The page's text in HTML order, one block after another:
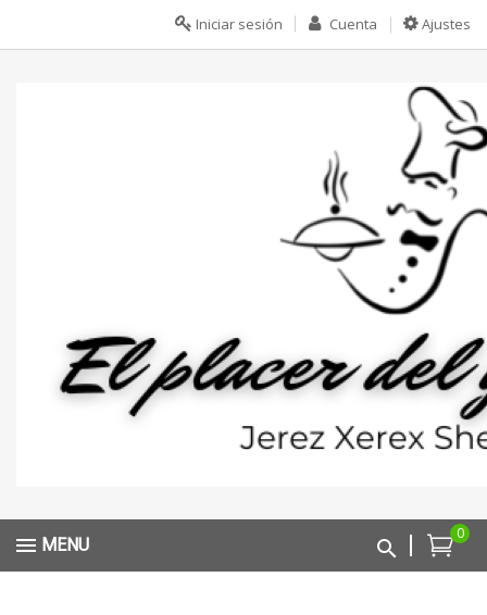
Ajustes
Cuenta
Iniciar sesión
0
MENU